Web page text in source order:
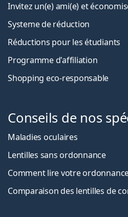
Invitez un(e) ami(e) et
Systeme de réduction
Réductions pour les étudiants
Programme d'affiliation
Shopping eco-responsable
Conseils de nos
Maladies oculaires
Lentilles sans ordonnance
Comment lire votre
Comparaison des lentilles de